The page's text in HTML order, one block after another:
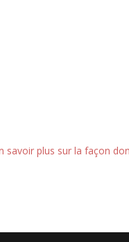
savoir plus sur la façon